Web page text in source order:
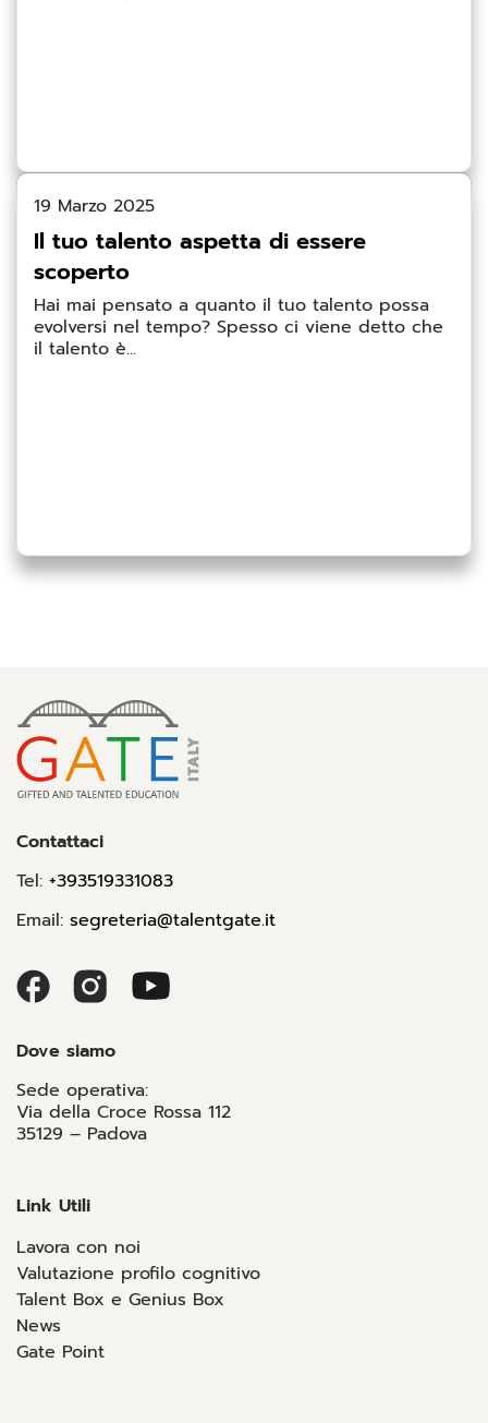
19 Marzo 2025
Il tuo talento aspetta di essere
scoperto
Hai mai pensato a quanto il tuo talento possa
evolversi nel tempo? Spesso ci viene detto che
il talento è...
Contattaci
Tel: +393519331083
Email: segreteria@talentgate.it
Dove siamo
Sede operativa:
Via della Croce Rossa 112
35129 – Padova
Link Utili
Lavora con noi
Valutazione profilo cognitivo
Talent Box e Genius Box
News
Gate Point